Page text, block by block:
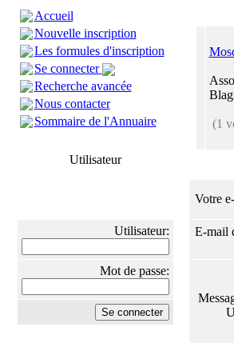
Accueil
Nouvelle inscription
Les formules d'inscription
Se connecter
Recherche avancée
Nous contacter
Sommaire de l'Annuaire
Utilisateur
Utilisateur:
Mot de passe:
(1
Votre
E-mail